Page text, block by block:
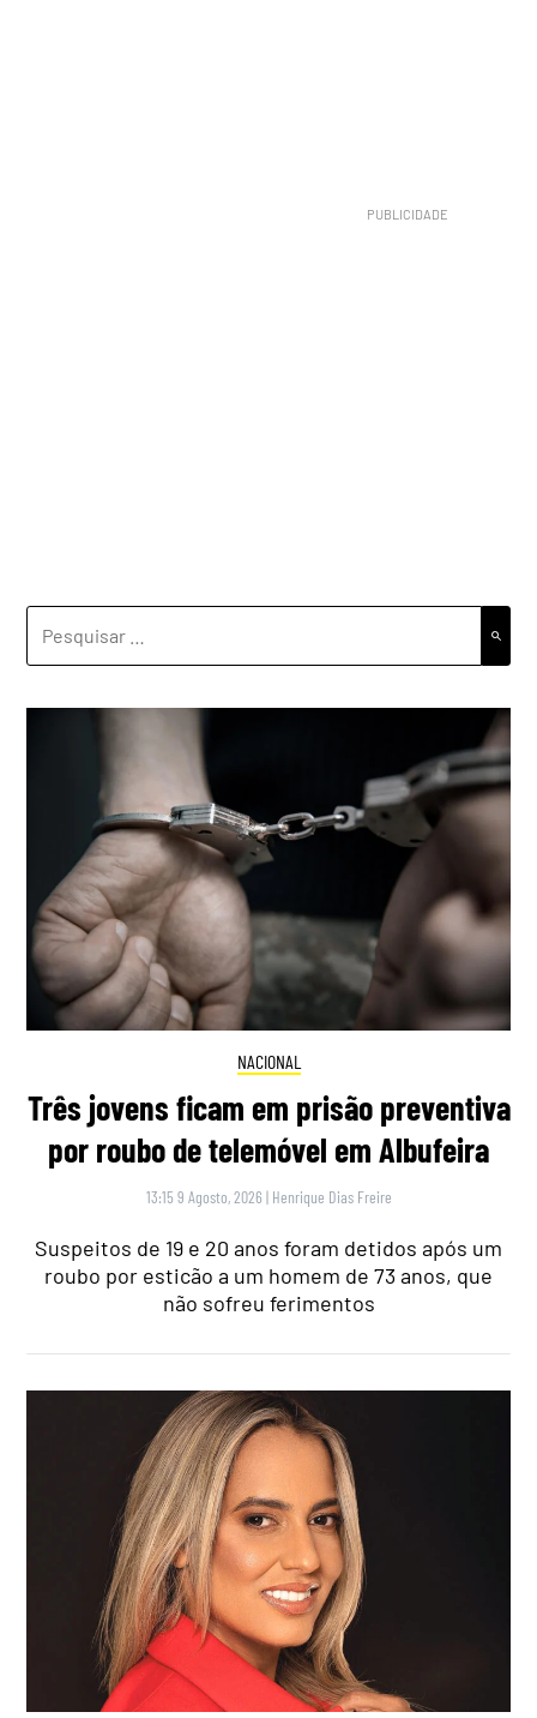
POR:
NACIONAL
Três jovens ficam em prisão preventiva
por roubo de telemóvel em Albufeira
13:15 9 Agosto, 2026 | Henrique Dias Freire
Suspeitos de 19 e 20 anos foram detidos após um
roubo por esticão a um homem de 73 anos, que
não sofreu ferimentos